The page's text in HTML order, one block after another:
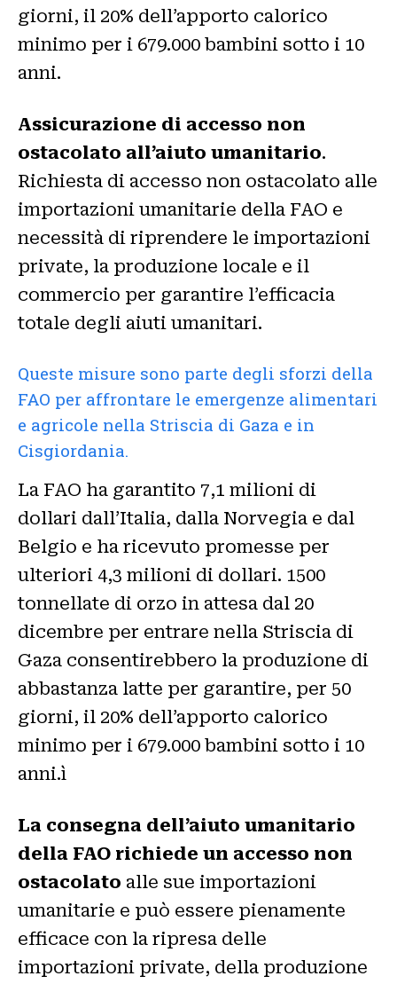
giorni, il 20% dell’apporto calorico
minimo per i 679.000 bambini sotto i 10
anni.
Assicurazione di accesso non
ostacolato all’aiuto umanitario.
Richiesta di accesso non ostacolato alle
importazioni umanitarie della FAO e
necessità di riprendere le importazioni
private, la produzione locale e il
commercio per garantire l’efficacia
totale degli aiuti umanitari.
Queste misure sono parte degli sforzi della
FAO per affrontare le emergenze alimentari
e agricole nella Striscia di Gaza e in
Cisgiordania.
La FAO ha garantito 7,1 milioni di
dollari dall’Italia, dalla Norvegia e dal
Belgio e ha ricevuto promesse per
ulteriori 4,3 milioni di dollari. 1500
tonnellate di orzo in attesa dal 20
dicembre per entrare nella Striscia di
Gaza consentirebbero la produzione di
abbastanza latte per garantire, per 50
giorni, il 20% dell’apporto calorico
minimo per i 679.000 bambini sotto i 10
anni.ì
La consegna dell’aiuto umanitario
della FAO richiede un accesso non
ostacolato alle sue importazioni
umanitarie e può essere pienamente
efficace con la ripresa delle
importazioni private, della produzione